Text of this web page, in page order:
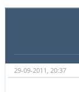
29-09-2011, 20:37